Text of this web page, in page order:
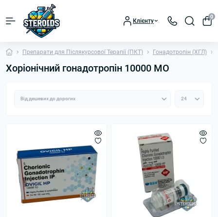
Клієнту
0
Препарати для Післякурсової Терапії (ПКТ) Гонадотропін (ХГЛ)
Хоріонічний гонадотропін 10000 МО